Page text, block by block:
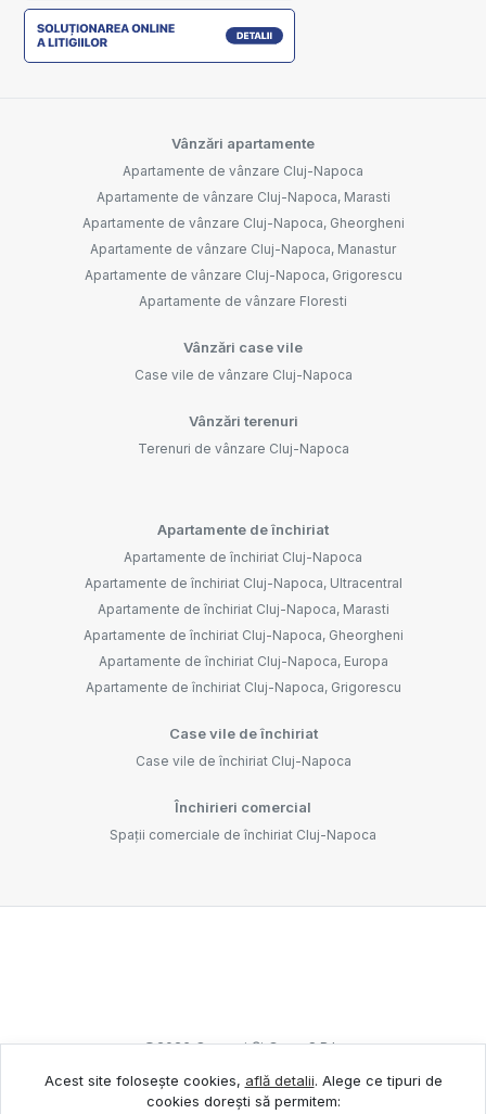
Vânzări apartamente
Apartamente de vânzare Cluj-Napoca
Apartamente de vânzare Cluj-Napoca, Marasti
Apartamente de vânzare Cluj-Napoca, Gheorgheni
Apartamente de vânzare Cluj-Napoca, Manastur
Apartamente de vânzare Cluj-Napoca, Grigorescu
Apartamente de vânzare Floresti
Vânzări case vile
Case vile de vânzare Cluj-Napoca
Vânzări terenuri
Terenuri de vânzare Cluj-Napoca
Apartamente de închiriat
Apartamente de închiriat Cluj-Napoca
Apartamente de închiriat Cluj-Napoca, Ultracentral
Apartamente de închiriat Cluj-Napoca, Marasti
Apartamente de închiriat Cluj-Napoca, Gheorgheni
Apartamente de închiriat Cluj-Napoca, Europa
Apartamente de închiriat Cluj-Napoca, Grigorescu
Case vile de închiriat
Case vile de închiriat Cluj-Napoca
Închirieri comercial
Spații comerciale de închiriat Cluj-Napoca
©2026Oameni Și Case S.R.L.
Site creat în
Acest site folosește cookies, află detalii. Alege ce tipuri de
cookies dorești să permitem: